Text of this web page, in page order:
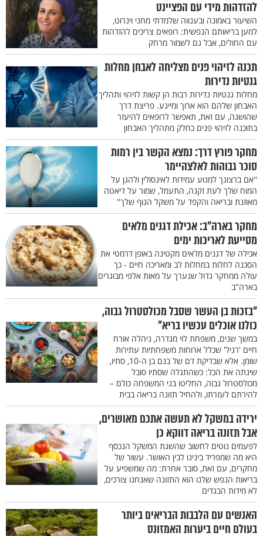
להזדהות מידי עם הפציינט
השיעור באמונה ובענווה שלמדתי מחני וינרוט,
למען בריאותם הנפשית: רופאים צריכים להזדהות
עם החולים, אבל גם לשמור מרחק
תכנה לזיהוי פנים מצליחה לאבחן מחלות
גנטיות נדירות
מחלות גנטיות נדירות רבות הן קשות לזיהוי ותהליך
האבחון שלהם הוא ארוך ומייגע. פריצת דרך
שהושגה, עם זאת, תאפשר לרופאים להיעזר
בתוכנה לזיהוי פנים כחלק מתהליך האבחון
מחקר פורץ דרך: נמצא הקשר בין רמות
סוכר גבוהות לאלצהיימר
''אם ברצונך למנוע עמידות לאינסולין ולהגן על
המוח שלך לעת זקנה, התעמל, שמור על דיאטה
מאוזנת ובריאה והקפד על משקל הגוף שלך''
מחקר בארה"ב: אכילת דגנים מלאים
מסייעת לאריכות ימים
אכילה של דגנים מלאים מקטינה באופן דרמטי את
הסכנה לחלות במחלות לב ומאריכה חיים - כך
עולה ממחקר גדול שנערך על מאות אלפי מבוגרים
בארה"ב
"בזכות בן העשר שסבל מכולסטרול גבוה,
כולנו אוכלים עכשיו בריא"
במשך שנים, משפחת לוי מגדרה, ניהלה אורח
חיים 'רגיל' שכלל ארוחות משפחתיות עתירות
שומן. אלא שבדיקת דם של בנם בן ה-10, סתיו,
שינתה את הכל: כשהתגלה שסתיו סובל
מכולסטרול גבוה, החליטו בני המשפחה כולם –
להירתם לעזרתו, ולהחיל תזונה בריאה בבית
ירידה במשקל לא תעשה אתכם מאושרים,
אבל תזונה בריאה דווקא כן
לפעמים נוטים לחשוב שהשגת המשקל הנכסף
היא מה שמפריד בינינו לבין האושר. עשור של
מחקרים, עם זאת, סובר אחרת: מה שמשפיע על
בריאות הנפש שלנו הוא התזונה שאנחנו צורכים,
לא מידות הבגדים
האנשים עם הלבבות הבריאים ביותר
בעולם חיים ביערות האמזונס